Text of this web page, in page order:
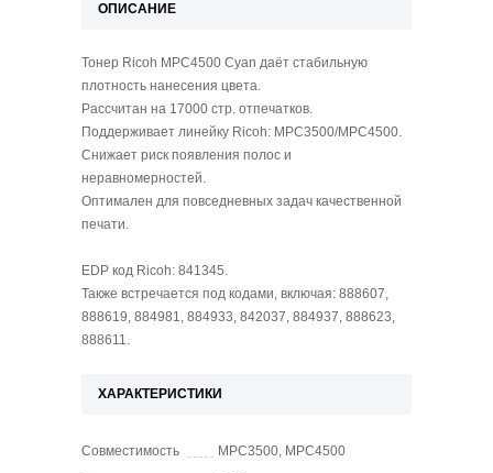
ОПИСАНИЕ
Тонер Ricoh MPC4500 Cyan даёт стабильную
плотность нанесения цвета.
Рассчитан на 17000 стр. отпечатков.
Поддерживает линейку Ricoh: MPC3500/MPC4500.
Снижает риск появления полос и
неравномерностей.
Оптимален для повседневных задач качественной
печати.
EDP код Ricoh: 841345.
Также встречается под кодами, включая: 888607,
888619, 884981, 884933, 842037, 884937, 888623,
888611.
ХАРАКТЕРИСТИКИ
Совместимость MPC3500, MPC4500